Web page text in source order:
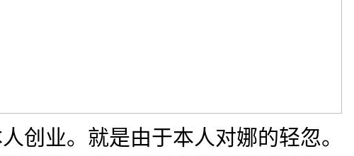
创业。就是由于本人对娜的轻忽。